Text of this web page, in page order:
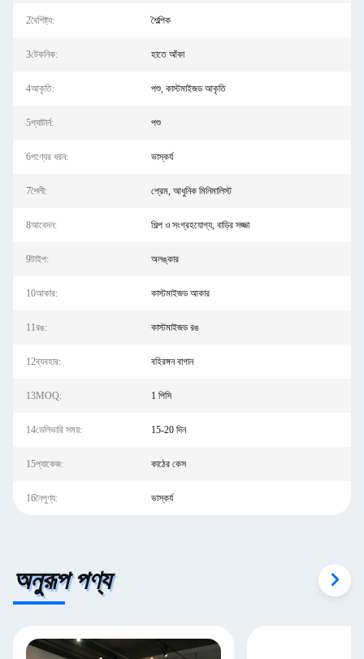
2বৈশিষ্ট্য: শৈল্পিক
3টেকনিক: হাতে আঁকা
4আকৃতি: পশু, কাস্টমাইজড আকৃতি
5প্যাটার্ন: পশু
6পণ্যের ধরন: ভাস্কর্য
7শৈলী: প্রেম, আধুনিক মিনিমালিস্ট
8আবেদন: শিল্প ও সংগ্রহযোগ্য, বাড়ির সজ্জা
9টাইপ: অলঙ্কার
10আকার: কাস্টমাইজড আকার
11রঙ: কাস্টমাইজড রঙ
12ব্যবহার: বহিরঙ্গন বাগান
13MOQ: 1 পিসি
14ডেলিভারি সময়: 15-20 দিন
15প্যাকেজ: কাঠের কেস
16নৈপুণ্য: ভাস্কর্য
অনুরূপ পণ্য